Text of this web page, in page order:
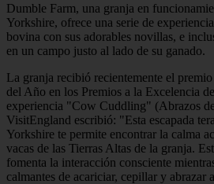
Dumble Farm, una granja en
Yorkshire, ofrece una serie de
bovina con sus adorables novillas, e
en un campo justo al lado de su ganado.
La granja recibió recientemente el
del Año en los Premios a la Excelencia
experiencia "Cow Cuddling" (Abrazos
VisitEngland escribió: "Esta escapada
Yorkshire te permite encontrar la calma
vacas de las Tierras Altas de la granja.
fomenta la interacción consciente
calmantes de acariciar, cepillar y abrazar